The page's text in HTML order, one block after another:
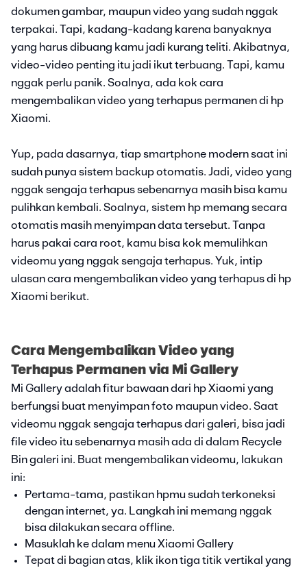
dokumen gambar, maupun video yang sudah nggak
terpakai. Tapi, kadang-kadang karena banyaknya
yang harus dibuang kamu jadi kurang teliti. Akibatnya,
video-video penting itu jadi ikut terbuang. Tapi, kamu
nggak perlu panik. Soalnya, ada kok cara
mengembalikan video yang terhapus permanen di hp
Xiaomi.
Yup, pada dasarnya, tiap smartphone modern saat ini
sudah punya sistem backup otomatis. Jadi, video yang
nggak sengaja terhapus sebenarnya masih bisa kamu
pulihkan kembali. Soalnya, sistem hp memang secara
otomatis masih menyimpan data tersebut. Tanpa
harus pakai cara root, kamu bisa kok memulihkan
videomu yang nggak sengaja terhapus. Yuk, intip
ulasan cara mengembalikan video yang terhapus di hp
Xiaomi berikut.
Cara Mengembalikan Video yang
Terhapus Permanen via Mi Gallery
Mi Gallery adalah fitur bawaan dari hp Xiaomi yang
berfungsi buat menyimpan foto maupun video. Saat
videomu nggak sengaja terhapus dari galeri, bisa jadi
file video itu sebenarnya masih ada di dalam Recycle
Bin galeri ini. Buat mengembalikan videomu, lakukan
ini:
Pertama-tama, pastikan hpmu sudah terkoneksi
dengan internet, ya. Langkah ini memang nggak
bisa dilakukan secara offline.
Masuklah ke dalam menu Xiaomi Gallery
Tepat di bagian atas, klik ikon tiga titik vertikal yang